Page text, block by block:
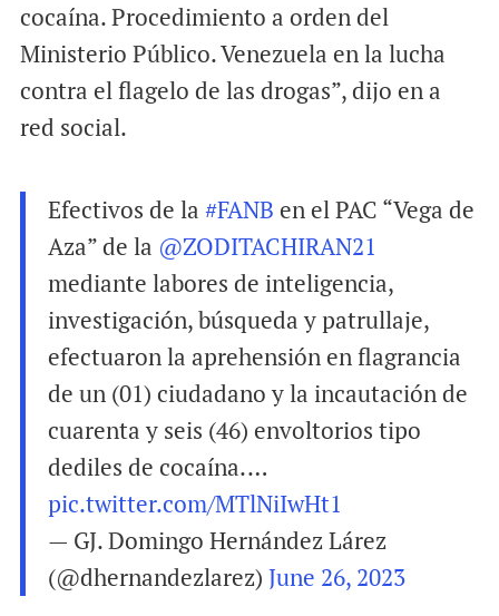
cocaína. Procedimiento a orden del
Ministerio Público. Venezuela en la lucha
contra el flagelo de las drogas”, dijo en a
red social.
Efectivos de la #FANB en el PAC “Vega de
Aza” de la @ZODITACHIRAN21
mediante labores de inteligencia,
investigación, búsqueda y patrullaje,
efectuaron la aprehensión en flagrancia
de un (01) ciudadano y la incautación de
cuarenta y seis (46) envoltorios tipo
dediles de cocaína.…
pic.twitter.com/MTlNiIwHt1
— GJ. Domingo Hernández Lárez
(@dhernandezlarez) June 26, 2023